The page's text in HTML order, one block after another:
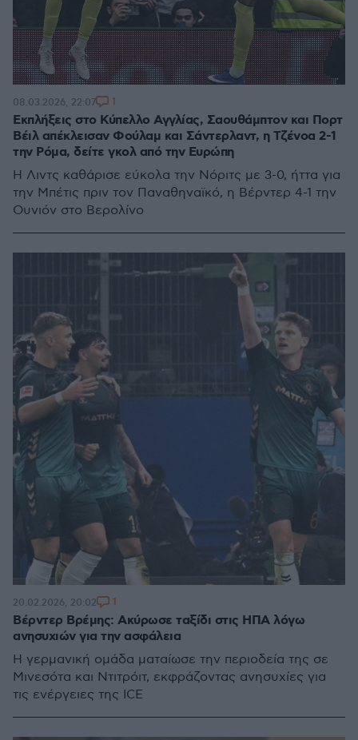
Εκπλήξεις στο Κύπελλο Αγγλίας, Σαουθάμπτον και Πορτ
Βέιλ απέκλεισαν Φούλαμ και Σάντερλαντ, η Τζένοα 2-1
την Ρόμα, δείτε γκολ από την Ευρώπη
Η Λιντς καθάρισε εύκολα την Νόριτς με 3-0, ήττα για
την Μπέτις πριν τον Παναθηναϊκό, η Βέρντερ 4-1 την
Ουνιόν στο Βερολίνο
08.03.2026, 22:07 1
Βέρντερ Βρέμης: Ακύρωσε ταξίδι στις ΗΠΑ λόγω
ανησυχιών για την ασφάλεια
Η γερμανική ομάδα ματαίωσε την περιοδεία της σε
Μινεσότα και Ντιτρόιτ, εκφράζοντας ανησυχίες για
τις ενέργειες της ICE
20.02.2026, 20:02 1